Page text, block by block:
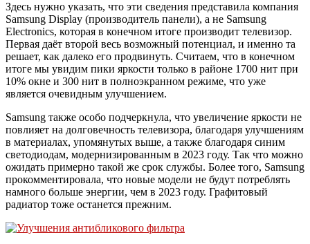
Здесь нужно указать, что эти сведения представила компания
Samsung Display (производитель панели), а не Samsung
Electronics, которая в конечном итоге производит телевизор.
Первая даёт второй весь возможный потенциал, и именно та
решает, как далеко его продвинуть. Считаем, что в конечном
итоге мы увидим пики яркости только в районе 1700 нит при
10% окне и 300 нит в полноэкранном режиме, что уже
является очевидным улучшением.
Samsung также особо подчеркнула, что увеличение яркости не
повлияет на долговечность телевизора, благодаря улучшениям
в материалах, упомянутых выше, а также благодаря синим
светодиодам, модернизированным в 2023 году. Так что можно
ожидать примерно такой же срок службы. Более того, Samsung
прокомментировала, что новые модели не будут потреблять
намного больше энергии, чем в 2023 году. Графитовый
радиатор тоже останется прежним.